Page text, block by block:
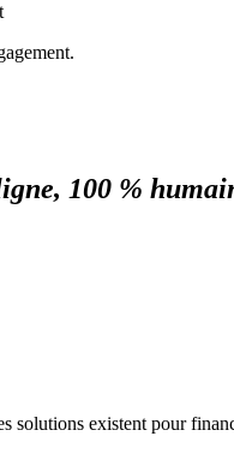
pluridisciplinaire
100 %
solutions existent pour